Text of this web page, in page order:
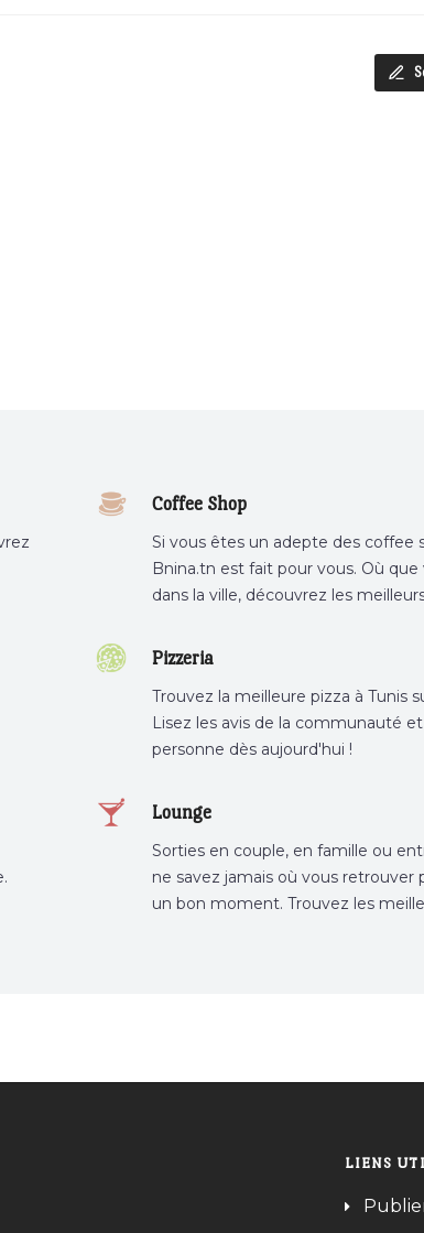
Coffee Shop
Si vous êtes un adepte des coffee
Bnina.tn est fait pour vous. Où que
dans la ville, découvrez les
Pizzeria
Trouvez la meilleure pizza à Tunis
Lisez les avis de la communauté
personne dès aujourd'hui !
Lounge
Sorties en couple, en famille ou
ne savez jamais où vous retrouver
un bon moment. Trouvez les
LIENS